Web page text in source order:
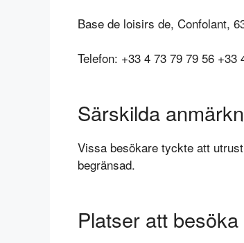
Base de loisirs de, Confolant,
Telefon: +33 4 73 79 79 56 +33
Särskilda
Vissa besökare tyckte att
begränsad.
Platser att